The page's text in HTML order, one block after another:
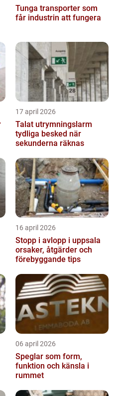
Tunga transporter som
får industrin att fungera
17 april 2026
Talat utrymningslarm
tydliga besked när
sekunderna räknas
16 april 2026
Stopp i avlopp i uppsala
orsaker, åtgärder och
förebyggande tips
06 april 2026
Speglar som form,
funktion och känsla i
rummet